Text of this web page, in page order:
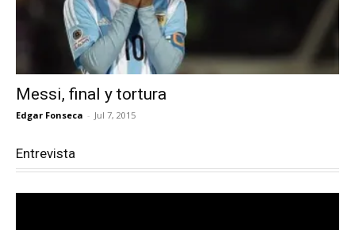
Messi, final y tortura
Edgar Fonseca - Jul 7, 2015
Entrevista